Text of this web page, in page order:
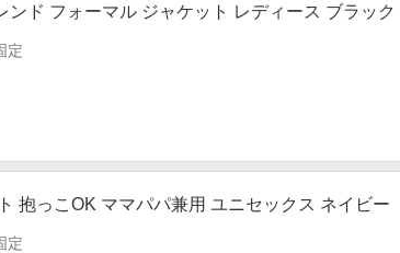
ンド フォーマル ジャケット レディース ブラック
定
抱っこOK ママパパ兼用 ユニセックス ネイビー
定